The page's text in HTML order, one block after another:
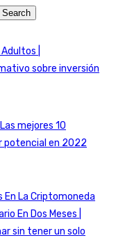
|
sobre inversión
mejores 10
potencial en 2022
En La Criptomoneda
En Dos Meses |
sin tener un solo